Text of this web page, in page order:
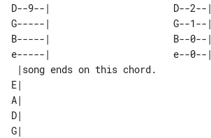
D--9--|                      D--2--|
G-----|                      G--1--|
B-----|                      B--0--|
e-----|                      e--0--|
E|
A|
D|
G|